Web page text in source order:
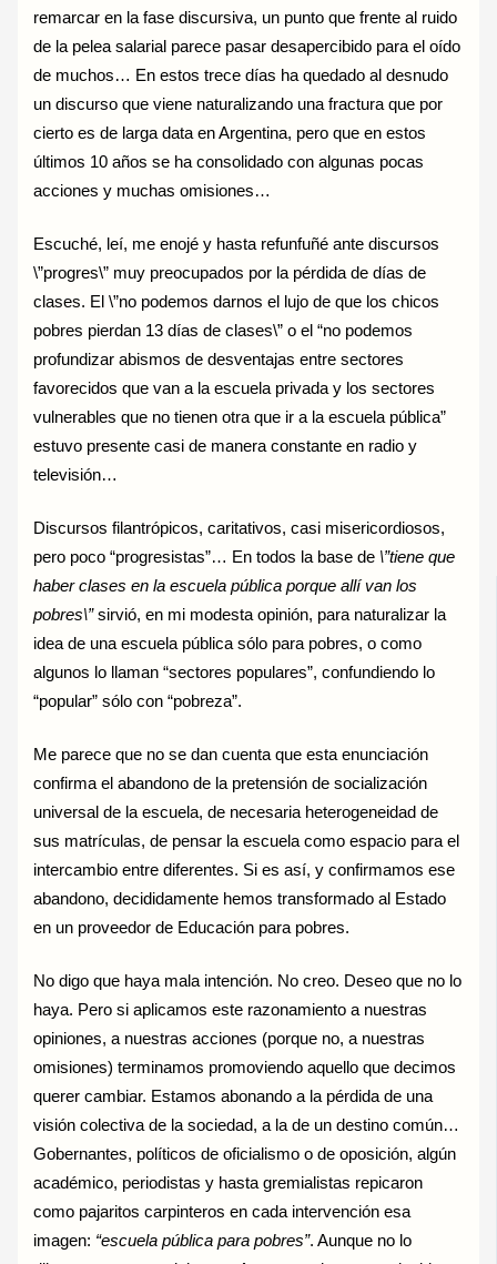
remarcar en la fase discursiva, un punto que frente al ruido
de la pelea salarial parece pasar desapercibido para el oído
de muchos… En estos trece días ha quedado al desnudo
un discurso que viene naturalizando una fractura que por
cierto es de larga data en Argentina, pero que en estos
últimos 10 años se ha consolidado con algunas pocas
acciones y muchas omisiones…
Escuché, leí, me enojé y hasta refunfuñé ante discursos
\”progres\” muy preocupados por la pérdida de días de
clases. El \”no podemos darnos el lujo de que los chicos
pobres pierdan 13 días de clases\” o el “no podemos
profundizar abismos de desventajas entre sectores
favorecidos que van a la escuela privada y los sectores
vulnerables que no tienen otra que ir a la escuela pública”
estuvo presente casi de manera constante en radio y
televisión…
Discursos filantrópicos, caritativos, casi misericordiosos,
pero poco “progresistas”… En todos la base de \”tiene que
haber clases en la escuela pública porque allí van los
pobres\”sirvió, en mi modesta opinión, para naturalizar la
idea de una escuela pública sólo para pobres, o como
algunos lo llaman “sectores populares”, confundiendo lo
“popular” sólo con “pobreza”.
Me parece que no se dan cuenta que esta enunciación
confirma el abandono de la pretensión de socialización
universal de la escuela, de necesaria heterogeneidad de
sus matrículas, de pensar la escuela como espacio para el
intercambio entre diferentes. Si es así, y confirmamos ese
abandono, decididamente hemos transformado al Estado
en un proveedor de Educación para pobres.
No digo que haya mala intención. No creo. Deseo que no lo
haya. Pero si aplicamos este razonamiento a nuestras
opiniones, a nuestras acciones (porque no, a nuestras
omisiones) terminamos promoviendo aquello que decimos
querer cambiar. Estamos abonando a la pérdida de una
visión colectiva de la sociedad, a la de un destino común…
Gobernantes, políticos de oficialismo o de oposición, algún
académico, periodistas y hasta gremialistas repicaron
como pajaritos carpinteros en cada intervención esa
imagen: “escuela pública para pobres”. Aunque no lo